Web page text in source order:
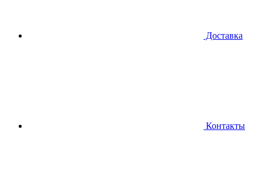
Доставка
Контакты